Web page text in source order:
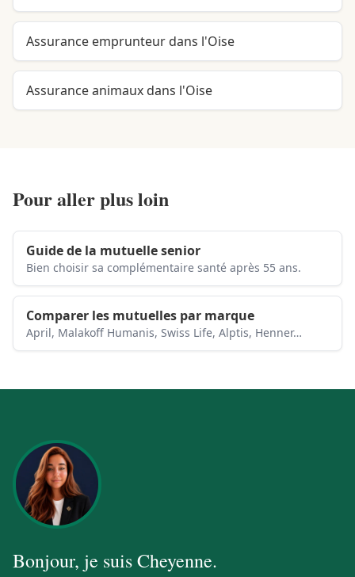
Assurance emprunteur dans l'Oise
Assurance animaux dans l'Oise
Pour aller plus loin
Guide de la mutuelle senior
Bien choisir sa complémentaire santé après 55 ans.
Comparer les mutuelles par marque
April, Malakoff Humanis, Swiss Life, Alptis, Henner…
Bonjour, je suisCheyenne.